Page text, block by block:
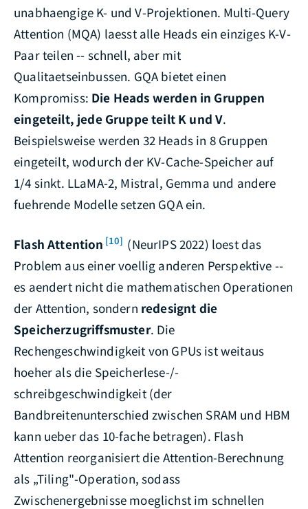
unabhaengige K- und V-Projektionen. Multi-Query
Attention (MQA) laesst alle Heads ein einziges K-V-
Paar teilen -- schnell, aber mit
Qualitaetseinbussen. GQA bietet einen
Kompromiss: Die Heads werden in Gruppen
eingeteilt, jede Gruppe teilt K und V.
Beispielsweise werden 32 Heads in 8 Gruppen
eingeteilt, wodurch der KV-Cache-Speicher auf
1/4 sinkt. LLaMA-2, Mistral, Gemma und andere
fuehrende Modelle setzen GQA ein.
Flash Attention [10] (NeurIPS 2022) loest das
Problem aus einer voellig anderen Perspektive --
es aendert nicht die mathematischen Operationen
der Attention, sondern redesignt die
Speicherzugriffsmuster. Die
Rechengeschwindigkeit von GPUs ist weitaus
hoeher als die Speicherlese-/-
schreibgeschwindigkeit (der
Bandbreitenunterschied zwischen SRAM und HBM
kann ueber das 10-fache betragen). Flash
Attention reorganisiert die Attention-Berechnung
als „Tiling"-Operation, sodass
Zwischenergebnisse moeglichst im schnellen